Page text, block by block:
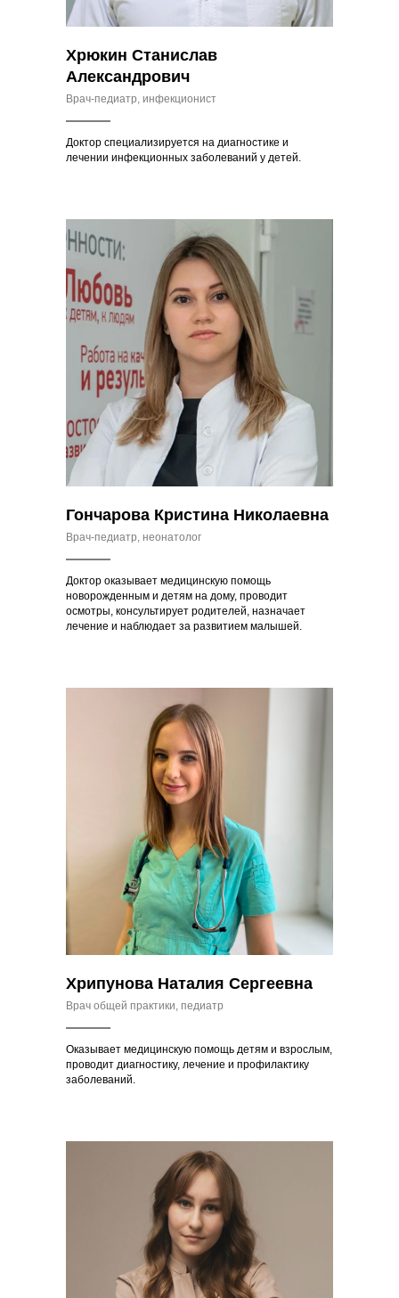
Хрюкин Станислав
Александрович
Врач-педиатр, инфекционист
Доктор специализируется на диагностике и
лечении инфекционных заболеваний у детей.
Гончарова Кристина Николаевна
Врач-педиатр, неонатолог
Доктор оказывает медицинскую помощь
новорожденным и детям на дому, проводит
осмотры, консультирует родителей, назначает
лечение и наблюдает за развитием малышей.
Хрипунова Наталия Сергеевна
Врач общей практики, педиатр
Оказывает медицинскую помощь детям и взрослым,
проводит диагностику, лечение и профилактику
заболеваний.